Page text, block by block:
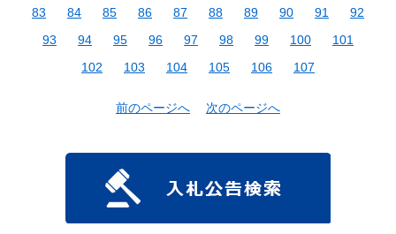
83
84 85 86 87 88 89 90 91
92
93
94 95 96 97 98 99 100
101
102
103 104 105 106 107
前のページへ 次のページへ